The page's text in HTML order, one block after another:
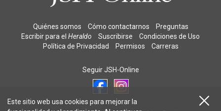
Quiénes somos Cómo contactarnos
Preguntas
Escribir para el Heraldo Suscribirse
Condiciones de Uso
Política de Privacidad
Permisos Carreras
Seguir JSH-Online
Este sitio web usa cookies para mejorar la